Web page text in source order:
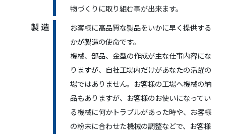
物づくりに取り組む事が出来ます。
製 造
お客様に高品質な製品をいかに早く提供する
かが製造の使命です。
機械、部品、金型の作成が主な仕事内容にな
りますが、自社工場内だけがあなたの活躍の
場ではありません。お客様の工場へ機械の納
品もありますが、お客様のお使いになってい
る機械に何かトラブルがあった時や、お客様
の粉末に合わせた機械の調整などで、お客様